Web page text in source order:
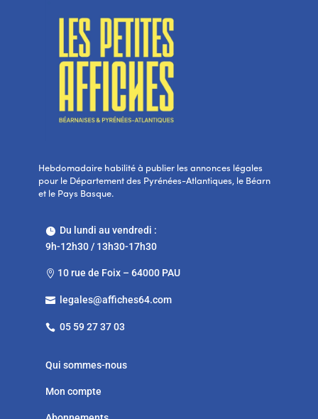
Hebdomadaire habilité à publier les annonces légales
pour le Département des Pyrénées-Atlantiques, le Béarn
et le Pays Basque.
Du lundi au vendredi :
9h-12h30 / 13h30-17h30
 10 rue de Foix – 64000 PAU
 legales@affiches64.com
 05 59 27 37 03
Qui sommes-nous
Mon compte